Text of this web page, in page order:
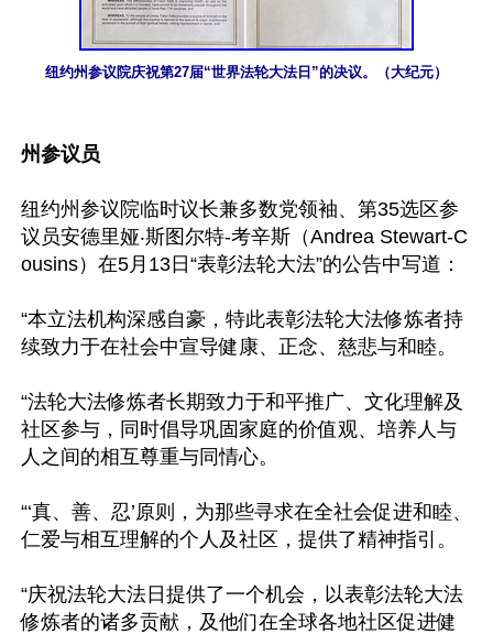
纽约州参议院庆祝第27届“世界法轮大法日”的决议。（大纪元）
州参议员
纽约州参议院临时议长兼多数党领袖、第35选区参
议员安德里娅‧斯图尔特-考辛斯（Andrea Stewart-C
ousins）在5月13日“表彰法轮大法”的公告中写道：
“本立法机构深感自豪，特此表彰法轮大法修炼者持
续致力于在社会中宣导健康、正念、慈悲与和睦。
“法轮大法修炼者长期致力于和平推广、文化理解及
社区参与，同时倡导巩固家庭的价值观、培养人与
人之间的相互尊重与同情心。
“‘真、善、忍’原则，为那些寻求在全社会促进和睦、
仁爱与相互理解的个人及社区，提供了精神指引。
“庆祝法轮大法日提供了一个机会，以表彰法轮大法
修炼者的诸多贡献，及他们在全球各地社区促进健